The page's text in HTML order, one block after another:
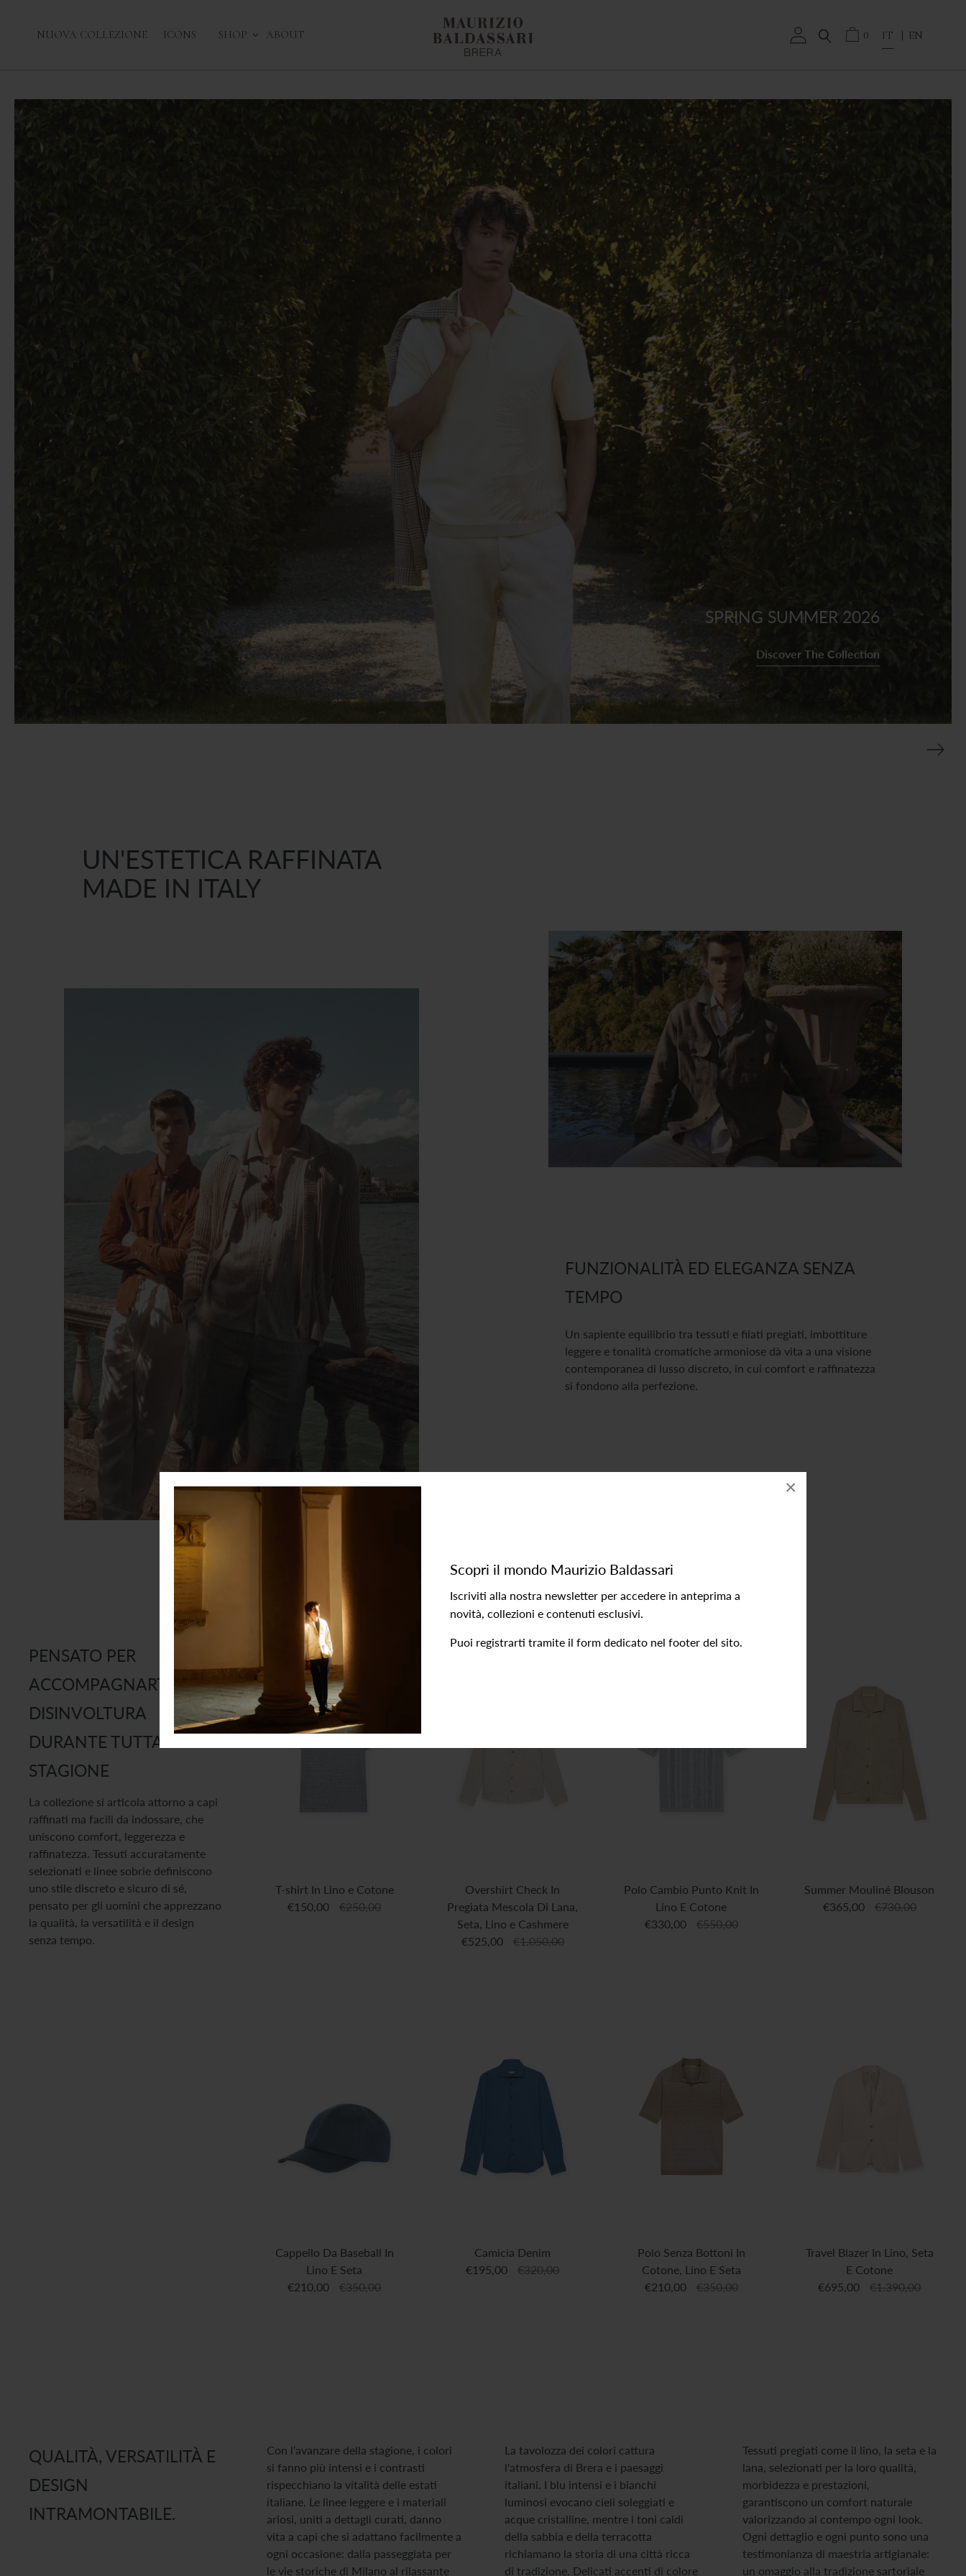
Scopri il mondo Maurizio Baldassari
Iscriviti alla nostra newsletter per accedere in anteprima a
novità, collezioni e contenuti esclusivi.
Puoi registrarti tramite il form dedicato nel footer del sito.
×
NUOVA COLLEZIONE ICONS SHOP ABOUT 0
N
A
E
R
.
.
D
R
D
O
W
N
_
L
IT EN
SPRING SUMMER 2026
Discover The Collection
UN'ESTETICA RAFFINATA
MADE IN ITALY
FUNZIONALITÀ ED ELEGANZA SENZA
TEMPO
Un sapiente equilibrio tra tessuti e filati pregiati, imbottiture
leggere e tonalità cromatiche armoniose dà vita a una visione
contemporanea di lusso discreto, in cui comfort e raffinatezza
si fondono alla perfezione.
PENSATO PER
ACCOMPAGNARTI CON
DISINVOLTURA
DURANTE TUTTA LA
STAGIONE
La collezione si articola attorno a capi
raffinati ma facili da indossare, che
uniscono comfort, leggerezza e
raffinatezza. Tessuti accuratamente
selezionati e linee sobrie definiscono
uno stile discreto e sicuro di sé,
pensato per gli uomini che apprezzano
la qualità, la versatilità e il design
senza tempo.
T-shirt In Lino e Cotone
€150,00
€250,00
Overshirt Check In
Pregiata Mescola Di Lana,
Seta, Lino e Cashmere
€525,00
€1.050,00
Polo Cambio Punto Knit In
Lino E Cotone
€330,00
€550,00
Summer Mouliné Blouson
€365,00
€730,00
Cappello Da Baseball In
Lino E Seta
€210,00
€350,00
Camicia Denim
€195,00
€320,00
Polo Senza Bottoni In
Cotone, Lino E Seta
€210,00
€350,00
Travel Blazer In Lino, Seta
E Cotone
€695,00
€1.390,00
QUALITÀ, VERSATILITÀ E
DESIGN
INTRAMONTABILE.
Con l’avanzare della stagione, i colori
si fanno più intensi e i contrasti
rispecchiano la vitalità delle estati
italiane. Le linee leggere e i materiali
ariosi, uniti a dettagli curati, danno
vita a capi che si adattano facilmente a
ogni occasione: dalla passeggiata per
le vie storiche di Milano al rilassante
La tavolozza dei colori cattura
l'atmosfera di Brera e i paesaggi
italiani. I blu intensi e i bianchi
luminosi evocano cieli soleggiati e
acque cristalline, mentre i toni caldi
della sabbia e della terracotta
richiamano la storia di una città ricca
di tradizione. Delicati accenti di colore
Tessuti pregiati come il lino, la seta e la
lana, selezionati per la loro qualità,
morbidezza e prestazioni,
garantiscono un comfort naturale
valorizzando al contempo ogni look.
Ogni dettaglio e ogni punto sono una
testimonianza di maestria artigianale:
un omaggio alla tradizione sartoriale